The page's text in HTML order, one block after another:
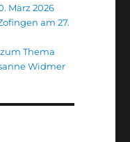
März 2026
am 27.
Thema
Widmer